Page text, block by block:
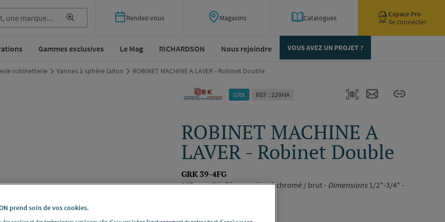
Rendez-vous Magasins Catalogues
Espace Pro
Se connecter
Gammes exclusives Le Mag RICHARDSON Nous rejoindre VOUS AVEZ UN PROJET ?
robinetterie Vannes à sphère laiton ROBINET MACHINE A LAVER - Robinet Double
GRK REF : 229HA
ROBINET MACHINE A
LAVER - Robinet Double
GRK 39-4FG
367 - modèle "économique" chromé / brut - Dimensions1/2"-3/4" -
prend soin de vos cookies.